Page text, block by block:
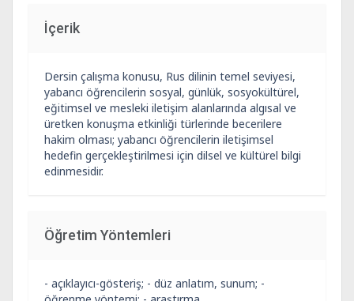
İçerik
Dersin çalışma konusu, Rus dilinin temel seviyesi,
yabancı öğrencilerin sosyal, günlük, sosyokültürel,
eğitimsel ve mesleki iletişim alanlarında algısal ve
üretken konuşma etkinliği türlerinde becerilere
hakim olması; yabancı öğrencilerin iletişimsel
hedefin gerçekleştirilmesi için dilsel ve kültürel bilgi
edinmesidir.
Öğretim Yöntemleri
- açıklayıcı-gösteriş; - düz anlatım, sunum; -